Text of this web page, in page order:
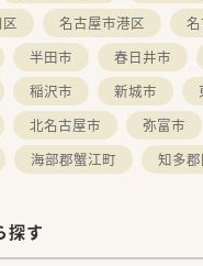
名古屋市港区
半田市 春日井市
稲沢市 新城市
北名古屋市 弥富市
海部郡蟹江町 知多
探す